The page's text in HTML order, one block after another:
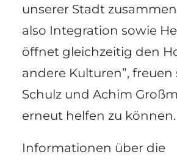
unserer Stadt
also Integration sowie
öffnet gleichzeitig den
andere Kulturen”, freuen
Schulz und Achim
erneut helfen zu können.
Informationen über die